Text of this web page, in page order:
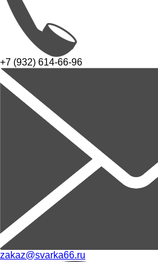
+7 (932) 614-66-96
zakaz@svarka66.ru